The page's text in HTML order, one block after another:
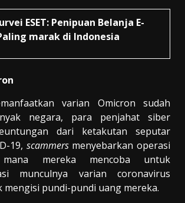
ESET: Penipuan Belanja E-
marak di Indonesia
varian Omicron sudah
negara, para penjahat siber
dari ketakutan seputar
19, scammersmenyebarkan operasi
mereka mencoba untuk
munculnya varian coronavirus
mengisi pundi-pundi uang mereka.